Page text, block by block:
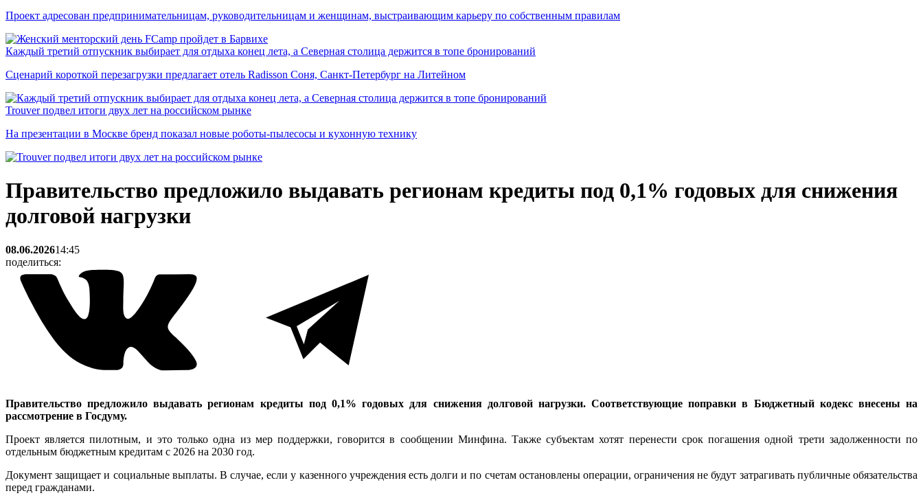
Проект адресован предпринимательницам, руководительницам и женщинам, выстраивающим карьеру по собственным правилам
Каждый третий отпускник выбирает для отдыха конец лета, а Северная столица держится в топе бронирований
Сценарий короткой перезагрузки предлагает отель Radisson Соня, Санкт-Петербург на Литейном
Trouver подвел итоги двух лет на российском рынке
На презентации в Москве бренд показал новые роботы-пылесосы и кухонную технику
Правительство предложило выдавать регионам кредиты под 0,1% годовых для снижения
долговой нагрузки
08.06.202614:45
поделиться:
Правительство предложило выдавать регионам кредиты под 0,1% годовых для снижения долговой нагрузки. Соответствующие поправки в Бюджетный кодекс внесены на
рассмотрение в Госдуму.
Проект является пилотным, и это только одна из мер поддержки, говорится в сообщении Минфина. Также субъектам хотят перенести срок погашения одной трети задолженности по
отдельным бюджетным кредитам с 2026 на 2030 год.
Документ защищает и социальные выплаты. В случае, если у казенного учреждения есть долги и по счетам остановлены операции, ограничения не будут затрагивать публичные обязательства
перед гражданами.